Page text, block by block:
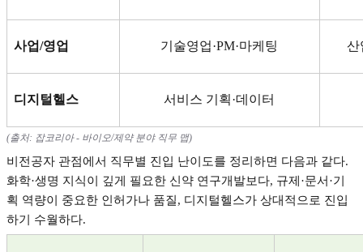
사업/영업 기술영업·PM·마케팅 산
디지털헬스 서비스 기획·데이터
(출처: 잡코리아- 바이오/제약 분야 직무 맵)
비전공자 관점에서 직무별 진입 난이도를 정리하면 다음과 같다.
화학·생명 지식이 깊게 필요한 신약 연구개발보다, 규제 ·문서 ·기
획 역량이 중요한 인허가나 품질, 디지털헬스가 상대적으로 진입
하기 수월하다.